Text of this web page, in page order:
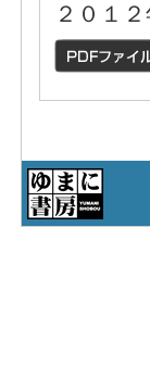
２０１